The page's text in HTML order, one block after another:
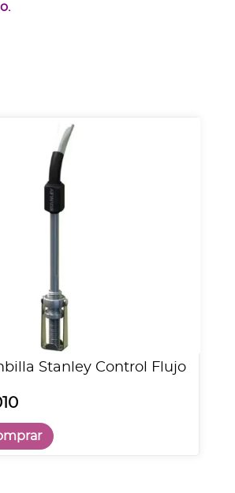
Stanley Control Flujo